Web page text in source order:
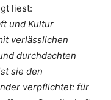
liest:
und Kultur
verlässlichen
durchdachten
sie den
verpflichtet: für